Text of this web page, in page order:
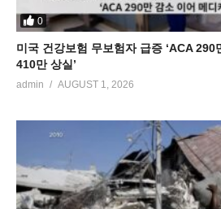
0
미국 건강보험 무보험자 급증 ‘ACA
410만 상실’
admin AUGUST 1, 2026